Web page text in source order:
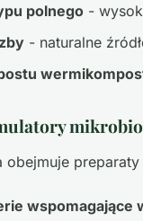
polnego -
- naturalne
obejmuje
wspomagające